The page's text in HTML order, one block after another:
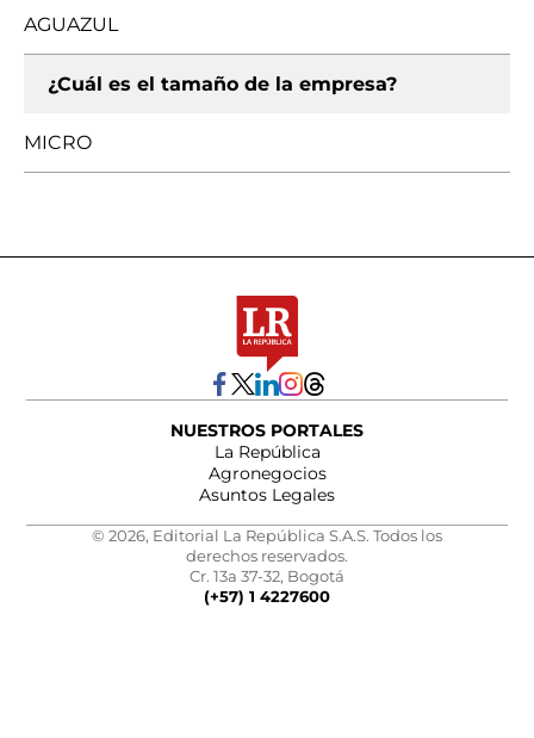
AGUAZUL
¿Cuál es el tamaño de la empresa?
MICRO
NUESTROS PORTALES
La República
Agronegocios
Asuntos Legales
© 2026, Editorial La República S.A.S. Todos los
derechos reservados.
Cr. 13a 37-32, Bogotá
(+57) 1 4227600